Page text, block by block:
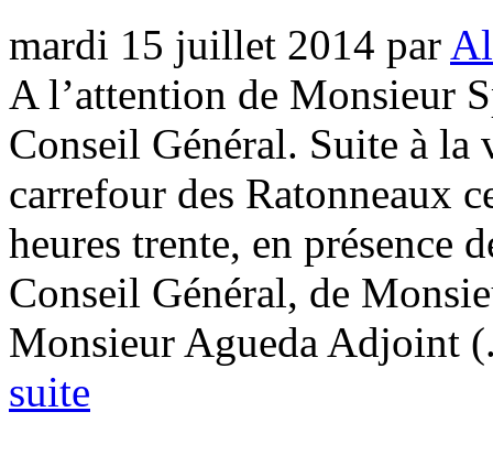
mardi 15 juillet 2014 par
A l’attention de Monsieur
Conseil Général. Suite à la
carrefour des Ratonneaux
heures trente, en présence
Conseil Général, de
Monsieur Agueda Adjoint
suite